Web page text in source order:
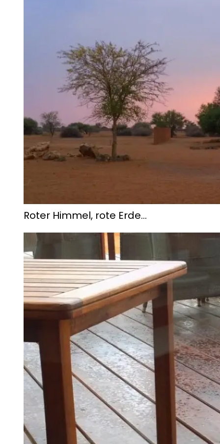
Roter Himmel, rote Erde…